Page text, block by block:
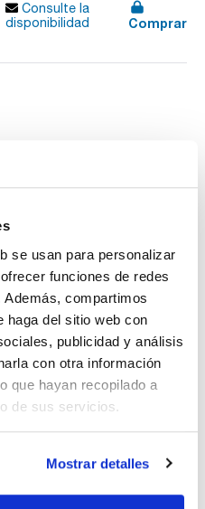
se usan para personalizar
funciones de redes
compartimos
haga del sitio web con
publicidad y análisis
con otra información
que hayan recopilado a
de sus servicios.
Mostrar detalles
Consulte la
disponibilidad
Comprar
bioquímica
de medios de cultivo.
COA
Regístrate para
descargas
habitualmente en stock,